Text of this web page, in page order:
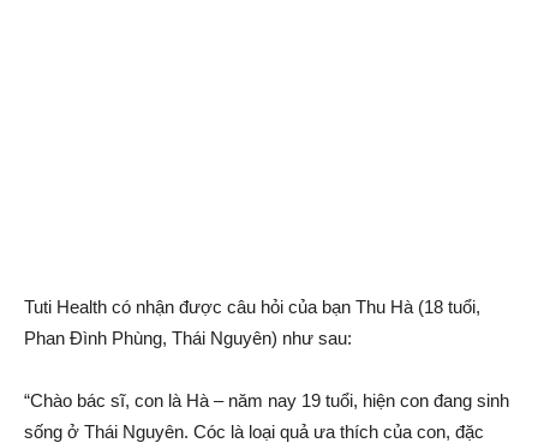
Tuti Health có nhận được câu hỏi của bạn Thu Hà (18 tuổi,
Phan Đình Phùng, Thái Nguyên) như sau:
“Chào bác sĩ, con là Hà – năm nay 19 tuổi, hiện con đang sinh
sống ở Thái Nguyên. Cóc là loại quả ưa thích của con, đặc